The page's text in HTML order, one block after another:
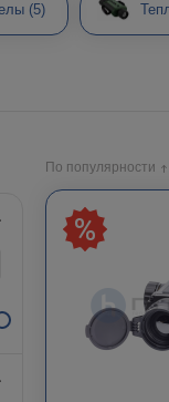
(5)
По популярности